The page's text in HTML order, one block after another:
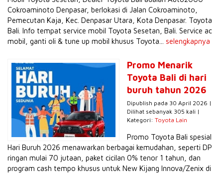
Cokroaminoto Denpasar, berlokasi di Jalan Cokroaminoto,
Pemecutan Kaja, Kec. Denpasar Utara, Kota Denpasar. Toyota
Bali. Info tempat service mobil Toyota Sesetan, Bali. Service ac
mobil, ganti oli & tune up mobil khusus Toyota... selengkapnya
Promo Menarik
Toyota Bali di hari
buruh tahun 2026
Dipublish pada 30 April 2026 |
Dilihat sebanyak 305 kali |
Kategori: Toyota Lain
Promo Toyota Bali spesial
Hari Buruh 2026 menawarkan berbagai kemudahan, seperti DP
ringan mulai 70 jutaan, paket cicilan 0% tenor 1 tahun, dan
program cash tempo khusus untuk New Kijang Innova/Zenix di